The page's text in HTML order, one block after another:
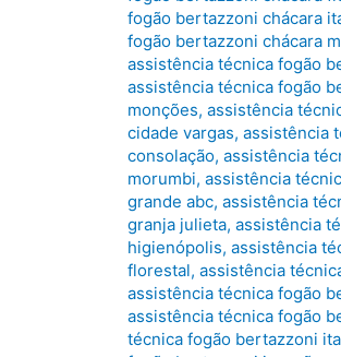
fogão bertazzoni chácara
fogão bertazzoni chácara
assistência técnica fogão
assistência técnica fogão
monções, assistência
cidade vargas, assistência
consolação, assistência
morumbi, assistência
grande abc, assistência
granja julieta, assistência
higienópolis, assistência
florestal, assistência
assistência técnica fogão
assistência técnica fogão
técnica fogão bertazzoni